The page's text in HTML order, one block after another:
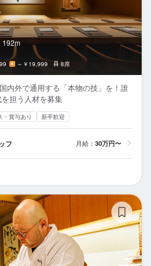
192m
～￥19,999 8席
内外で通用する「本物の技」を！誰
担う人材を募集
・賞与あり 新卒歓迎
フ 月給： 30万円〜